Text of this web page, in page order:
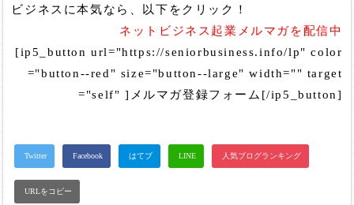
ビジネスに本気なら、以下をクリック！
ネットビジネス起業メルマガを配信中
[ip5_button url="https://seniorbusiness.info/lp" color
="button--red" size="button--large" width="" target
="self" ]メルマガ登録フォーム[/ip5_button]